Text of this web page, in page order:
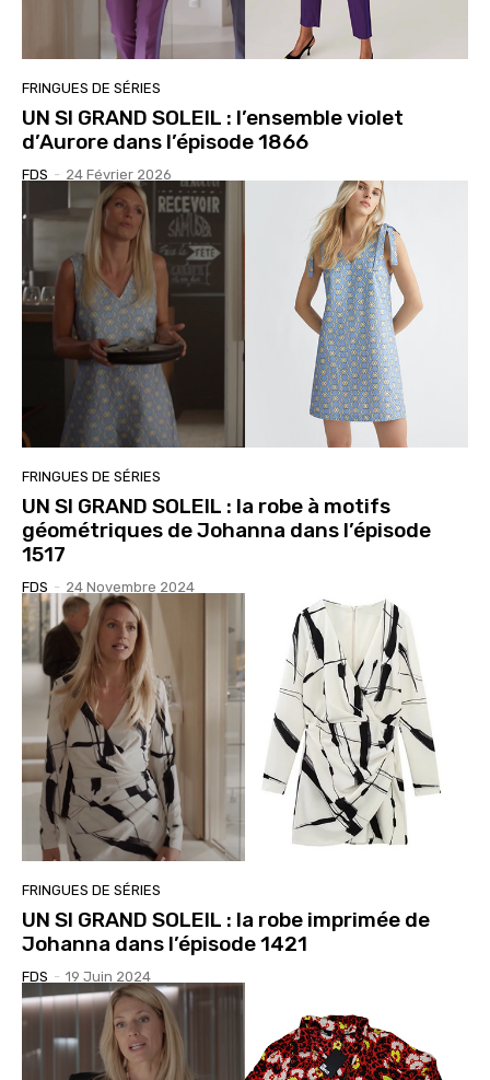
FRINGUES DE SÉRIES
UN SI GRAND SOLEIL : l’ensemble violet
d’Aurore dans l’épisode 1866
FDS - 24 Février 2026
FRINGUES DE SÉRIES
UN SI GRAND SOLEIL : la robe à motifs
géométriques de Johanna dans l’épisode
1517
FDS - 24 Novembre 2024
FRINGUES DE SÉRIES
UN SI GRAND SOLEIL : la robe imprimée de
Johanna dans l’épisode 1421
FDS - 19 Juin 2024